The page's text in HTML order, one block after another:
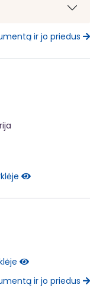
ir jo priedus
ir jo priedus